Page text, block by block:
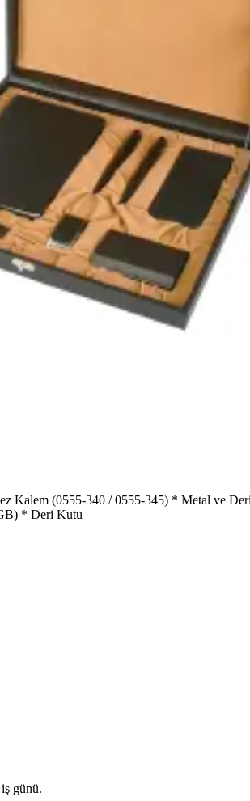
Kalem (0555-340 / 0555-345) * Metal ve
* Deri Kutu
günü.